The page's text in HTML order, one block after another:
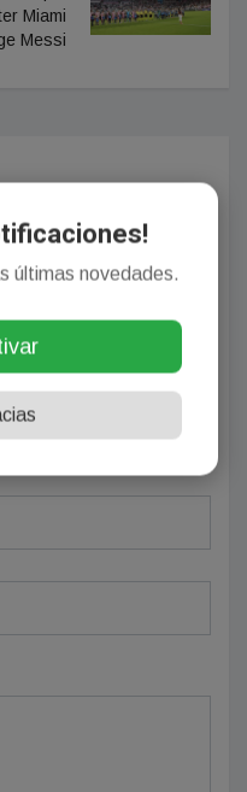
Miami
Messi
comentar este artículo.
últimas novedades.